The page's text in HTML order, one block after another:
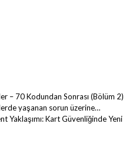
– 70 Kodundan Sonrası (Bölüm 2)
yaşanan sorun üzerine…
Yaklaşımı: Kart Güvenliğinde Yeni